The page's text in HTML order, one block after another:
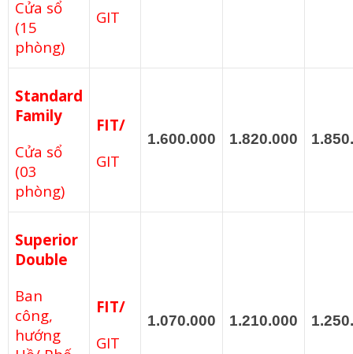
Cửa sổ
(15
phòng)
GIT
Standard
Family
Cửa sổ
(03
phòng)
FIT/
GIT
1.600.000 1.820.000
Superior
Double
Ban
công,
hướng
FIT/
GIT
1.070.000 1.210.000